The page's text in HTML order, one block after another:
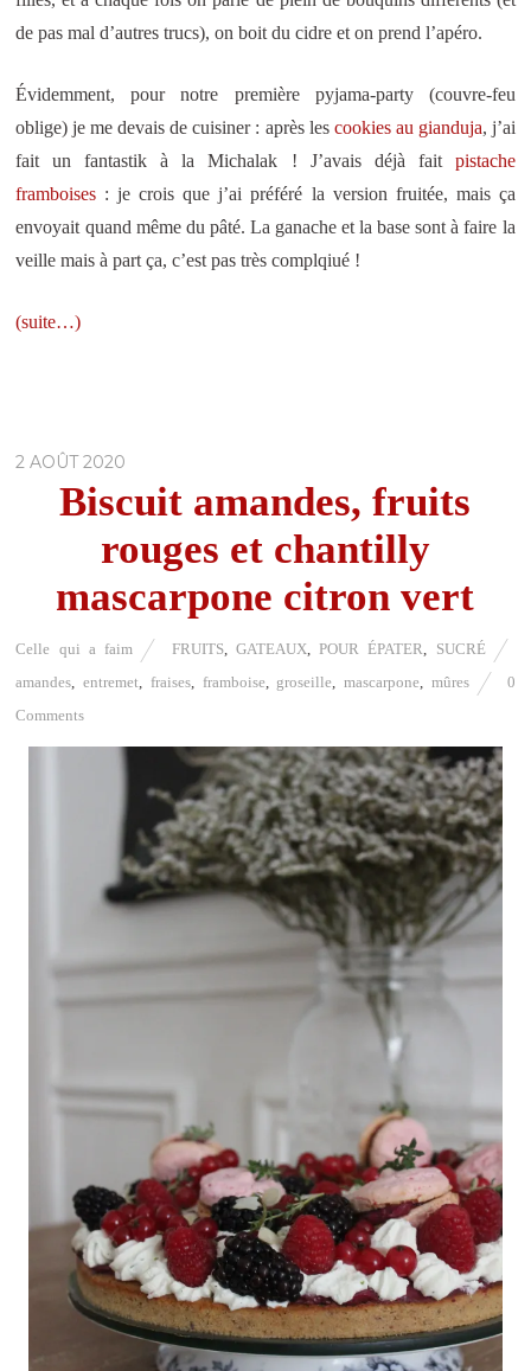
de pas mal d’autres trucs), on boit du cidre et on prend l’apéro.
Évidemment, pour notre première pyjama-party (couvre-feu
oblige) je me devais de cuisiner : après les cookies au gianduja, j’ai
fait un fantastik à la Michalak ! J’avais déjà fait pistache
framboises : je crois que j’ai préféré la version fruitée, mais ça
envoyait quand même du pâté. La ganache et la base sont à faire la
veille mais à part ça, c’est pas très complqiué !
(suite…)
2 AOÛT 2020
Biscuit amandes, fruits
rouges et chantilly
mascarpone citron vert
Celle qui a faim FRUITS, GATEAUX ,POUR ÉPATER
SUCRÉ
amandes ,entremet fraises, framboise groseille ,mascarpone mûres
0
Comments